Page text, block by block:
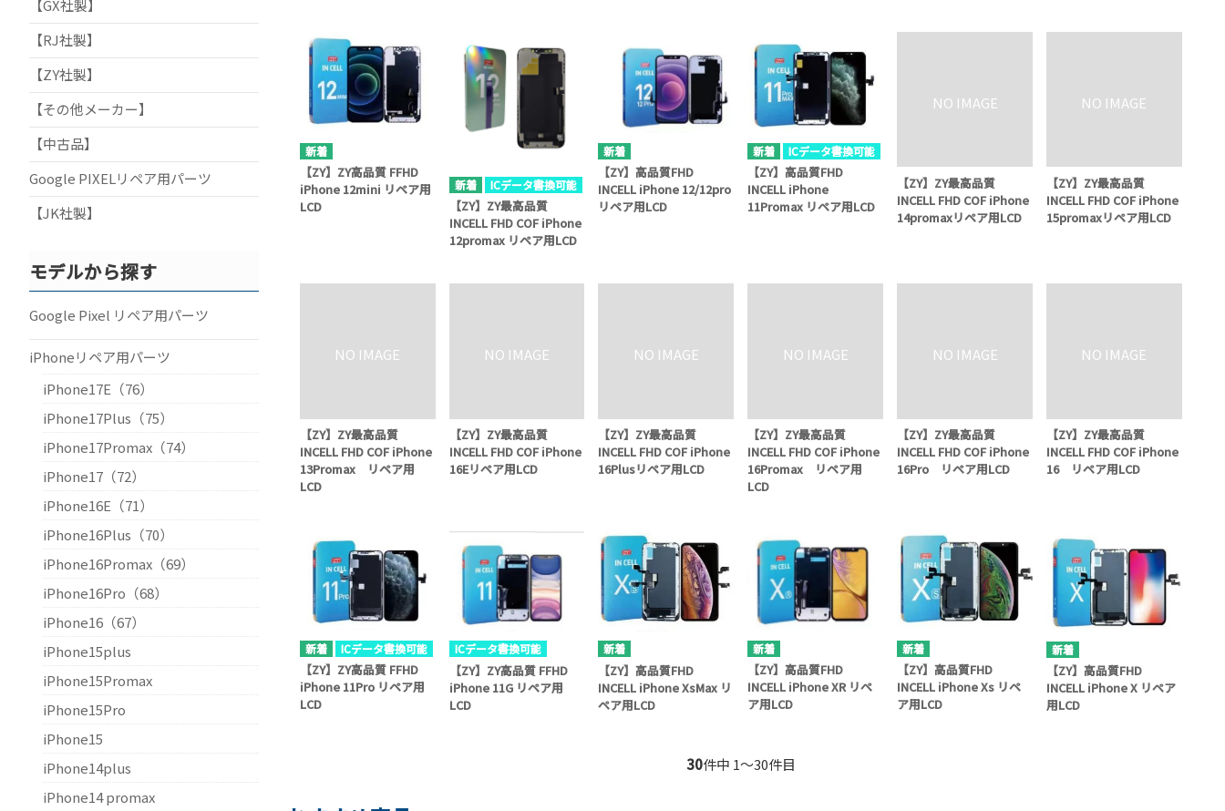
【ZY】ZY高品質 FFHD
iPhone 12mini リペア用
LCD
ICデータ書換可能
【ZY】ZY最高品質
INCELL FHD COF iPhone
12promax リペア用LCD
【ZY】高品質FHD
INCELL iPhone 12/12pro
リペア用LCD
ICデータ書換可能
【ZY】高品質FHD
INCELL iPhone
11Promax リペア用LCD
【ZY】ZY最高品質
INCELL FHD COF iPhone
14promaxリペア用LCD
【ZY】ZY最高品質
INCELL FHD COF iPhone
15promaxリペア用LCD
【ZY】ZY最高品質
INCELL FHD COF iPhone
13Promax リペア用
LCD
【ZY】ZY最高品質
INCELL FHD COF iPhone
16Eリペア用LCD
【ZY】ZY最高品質
INCELL FHD COF iPhone
16Plusリペア用LCD
【ZY】ZY最高品質
INCELL FHD COF iPhone
16Promax リペア用
LCD
【ZY】ZY最高品質
INCELL FHD COF iPhone
16Pro リペア用LCD
【ZY】ZY最高品質
INCELL FHD COF iPhone
16 リペア用LCD
ICデータ書換可能
【ZY】ZY高品質 FFHD
iPhone 11Pro リペア用
LCD
ICデータ書換可能
【ZY】ZY高品質 FFHD
iPhone 11G リペア用
LCD
【ZY】高品質FHD
INCELL iPhone XsMax リ
ペア用LCD
【ZY】高品質FHD
INCELL iPhone XR リペ
ア用LCD
【ZY】高品質FHD
INCELL iPhone Xs リペ
ア用LCD
【ZY】高品質FHD
INCELL iPhone X リペア
用LCD
30件中 1〜30件目
【GX社製】
【RJ社製】
【ZY社製】
【その他メーカー】
【中古品】
Google PIXELリペア用パーツ
【JK社製】
モデルから探す
Google Pixel リペア用パーツ
iPhoneリペア用パーツ
iPhone17E（76）
iPhone17Plus（75）
iPhone17Promax（74）
iPhone17（72）
iPhone16E（71）
iPhone16Plus（70）
iPhone16Promax（69）
iPhone16Pro（68）
iPhone16（67）
iPhone15plus
iPhone15Promax
iPhone15Pro
iPhone15
iPhone14plus
iPhone14 promax